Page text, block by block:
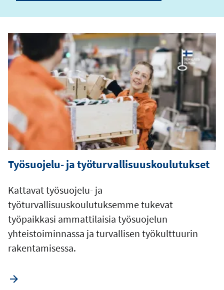
Työsuojelu- ja työturvallisuuskoulutukset
Kattavat työsuojelu- ja
työturvallisuuskoulutuksemme tukevat
työpaikkasi ammattilaisia työsuojelun
yhteistoiminnassa ja turvallisen työkulttuurin
rakentamisessa.